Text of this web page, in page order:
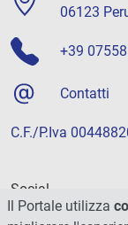
06123
+39
Contatti
C.F./P.Iva
Social
Il Portale utilizza